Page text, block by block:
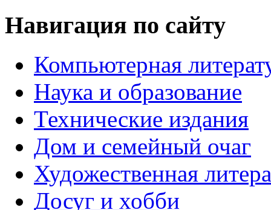
Навигация по сайту
Компьютерная
Наука и образование
Технические издания
Дом и семейный очаг
Художественная
Досуг и хобби